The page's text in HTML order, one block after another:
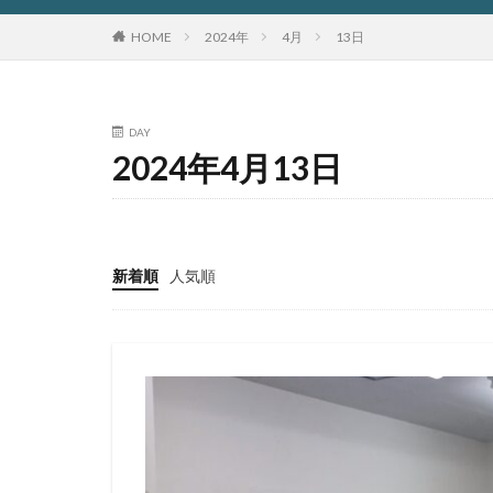
HOME 2024年 4月 13日
DAY
2024年4月13日
新着順 人気順